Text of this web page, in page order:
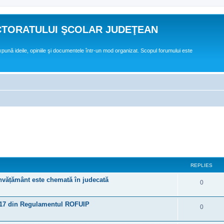
ŞCOLAR JUDEŢEAN
ideile, opiniile şi documentele într-un mod organizat. Scopul forumului este
REPLIES
este chemată în judecată 0R
e
p
l
din Regulamentul ROFUIP 0R
e